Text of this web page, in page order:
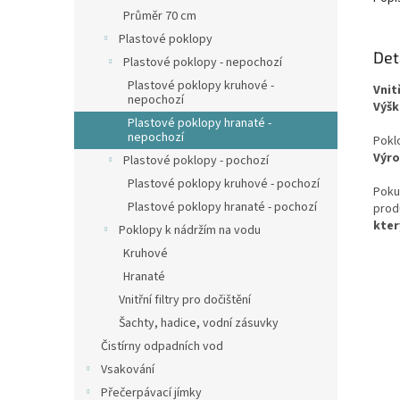
Průměr 70 cm
Plastové poklopy
Plastové poklopy - nepochozí
Plastové poklopy kruhové -
nepochozí
Plastové poklopy hranaté -
nepochozí
Plastové poklopy - pochozí
Plastové poklopy kruhové - pochozí
Plastové poklopy hranaté - pochozí
Poklopy k nádržím na vodu
Kruhové
Hranaté
Vnitřní filtry pro dočištění
Šachty, hadice, vodní zásuvky
Čistírny odpadních vod
Vsakování
Přečerpávací jímky